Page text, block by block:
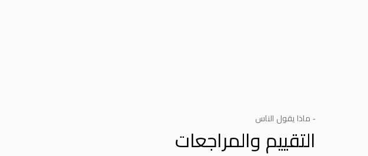
- ماذا يقول الناس
التقييم والمراجعات